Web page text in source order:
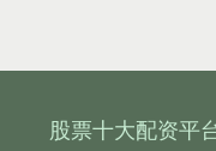
股票十大配资平